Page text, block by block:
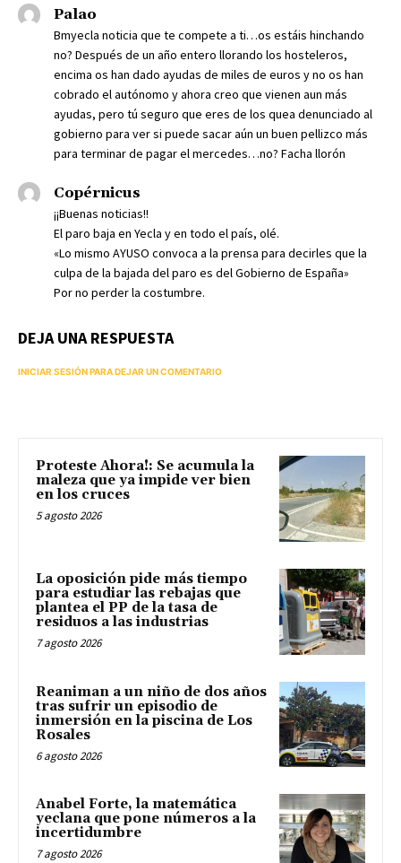
Palao
Bmyecla noticia que te compete a ti…os estáis hinchando
no? Después de un año entero llorando los hosteleros,
encima os han dado ayudas de miles de euros y no os han
cobrado el autónomo y ahora creo que vienen aun más
ayudas, pero tú seguro que eres de los quea denunciado al
gobierno para ver si puede sacar aún un buen pellizco más
para terminar de pagar el mercedes…no? Facha llorón
Copérnicus
¡¡Buenas noticias!!
El paro baja en Yecla y en todo el país, olé.
«Lo mismo AYUSO convoca a la prensa para decirles que la
culpa de la bajada del paro es del Gobierno de España»
Por no perder la costumbre.
DEJA UNA RESPUESTA
INICIAR SESIÓN PARA DEJAR UN COMENTARIO
Proteste Ahora!: Se acumula la
maleza que ya impide ver bien
en los cruces
5 agosto 2026
La oposición pide más tiempo
para estudiar las rebajas que
plantea el PP de la tasa de
residuos a las industrias
7 agosto 2026
Reaniman a un niño de dos años
tras sufrir un episodio de
inmersión en la piscina de Los
Rosales
6 agosto 2026
Anabel Forte, la matemática
yeclana que pone números a la
incertidumbre
7 agosto 2026